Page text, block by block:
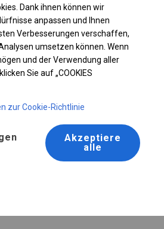
Dank ihnen können wir
anpassen und Ihnen
Verbesserungen verschaffen,
umsetzen können. Wenn
und der Verwendung aller
Sie auf „COOKIES
zur Cookie-Richtlinie
Akzeptiere
alle